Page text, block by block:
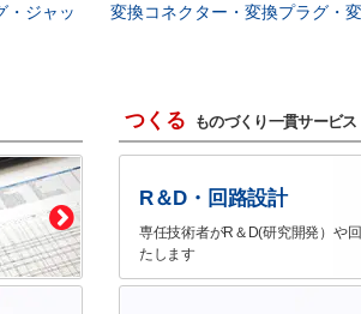
・ジャッ
変換コネクター・変換プラグ・
つくる ものづくり一貫サービス
R＆D・回路設計
専任技術者がR＆D(研究開発）や
たします